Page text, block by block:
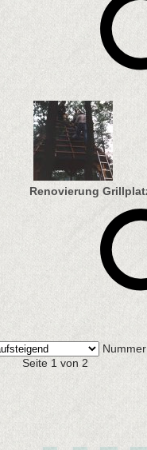
Renovierung
Seite 1 von 2